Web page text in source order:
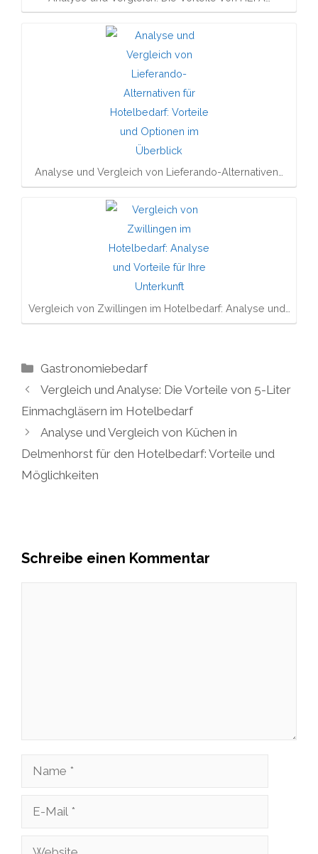
Analyse und Vergleich von Lieferando-Alternativen…
Vergleich von Zwillingen im Hotelbedarf: Analyse und…
Kategorien
Gastronomiebedarf
Vergleich und Analyse: Die Vorteile von 5-Liter
Einmachgläsern im Hotelbedarf
Analyse und Vergleich von Küchen in
Delmenhorst für den Hotelbedarf: Vorteile und
Möglichkeiten
Schreibe einen Kommentar
Name
Website